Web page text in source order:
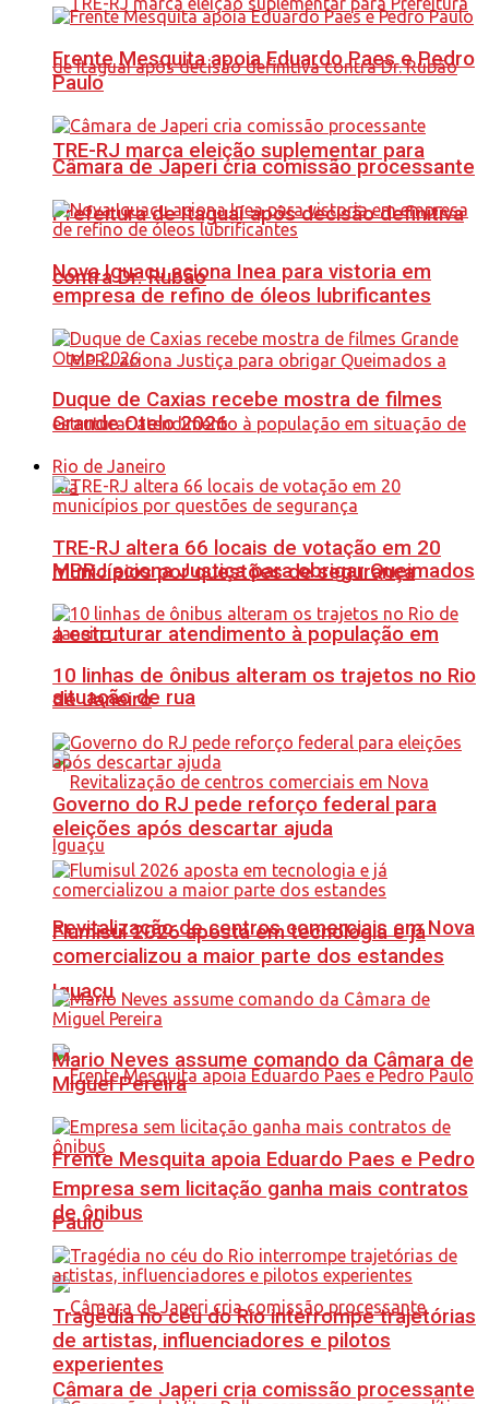
TRE-RJ marca eleição suplementar para
Prefeitura de Itaguaí após decisão definitiva
contra Dr. Rubão
MPRJ aciona Justiça para obrigar Queimados
a estruturar atendimento à população em
situação de rua
Revitalização de centros comerciais em Nova
Iguaçu
Frente Mesquita apoia Eduardo Paes e Pedro
Paulo
Câmara de Japeri cria comissão processante
Frente Mesquita apoia Eduardo Paes e Pedro
Paulo
Câmara de Japeri cria comissão processante
Nova Iguaçu aciona Inea para vistoria em
empresa de refino de óleos lubrificantes
Duque de Caxias recebe mostra de filmes
Grande Otelo 2026
Rio de Janeiro
TRE-RJ altera 66 locais de votação em 20
municípios por questões de segurança
10 linhas de ônibus alteram os trajetos no Rio
de Janeiro
Governo do RJ pede reforço federal para
eleições após descartar ajuda
Flumisul 2026 aposta em tecnologia e já
comercializou a maior parte dos estandes
Mario Neves assume comando da Câmara de
Miguel Pereira
Empresa sem licitação ganha mais contratos
de ônibus
Tragédia no céu do Rio interrompe trajetórias
de artistas, influenciadores e pilotos
experientes